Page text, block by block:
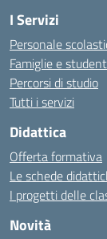
I Servizi
Personale
Famiglie e
Percorsi di studio
Tutti i servizi
Didattica
Offerta formativa
Le schede
I progetti delle
Novità